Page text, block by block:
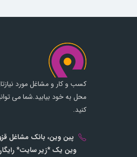
کسب و کار و مشاغل مورد
محل به خود بیابید.شما می
کنید.
پین وین، بانک مشاغل
وین یک *زیر سایت*